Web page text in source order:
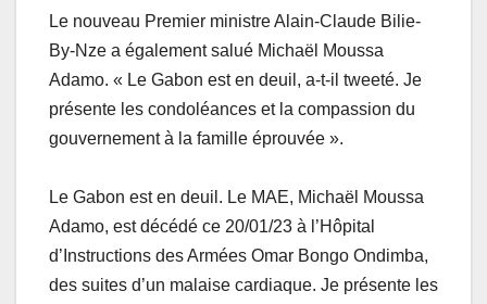
Le nouveau Premier ministre Alain-Claude Bilie-
By-Nze a également salué Michaël Moussa
Adamo. « Le Gabon est en deuil, a-t-il tweeté. Je
présente les condoléances et la compassion du
gouvernement à la famille éprouvée ».
Le Gabon est en deuil. Le MAE, Michaël Moussa
Adamo, est décédé ce 20/01/23 à l’Hôpital
d’Instructions des Armées Omar Bongo Ondimba,
des suites d’un malaise cardiaque. Je présente les